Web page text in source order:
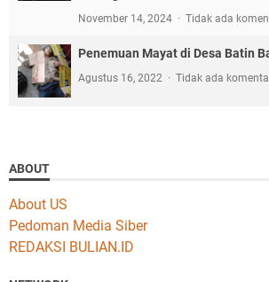
November 14, 2024 Tidak ada
Penemuan Mayat di Desa Batin
Agustus 16, 2022 Tidak ada
ABOUT
About US
Pedoman Media Siber
REDAKSI BULIAN.ID